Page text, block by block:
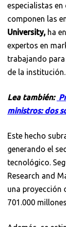
especialistas
componen las
University, ha
expertos en
trabajando
de la institución.
Lea también:
ministros: dos
Este hecho
generando el
tecnológico.
Research and
una proyección
701.000